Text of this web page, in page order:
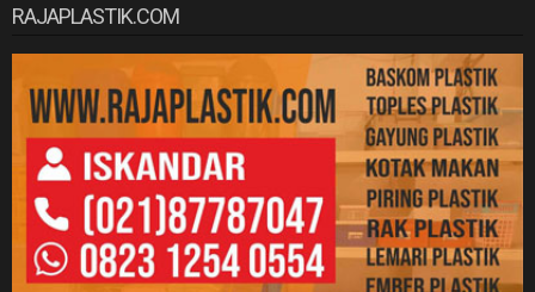
RAJAPLASTIK.COM